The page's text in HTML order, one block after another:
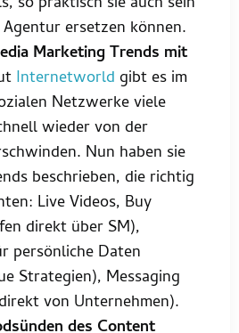
ersetzen können.
Marketing Trends mit
Internetworld gibt es im
Netzwerke viele
wieder von der
Nun haben sie
beschrieben, die richtig
Live Videos, Buy
direkt über SM),
persönliche Daten
Strategien), Messaging
von Unternehmen).